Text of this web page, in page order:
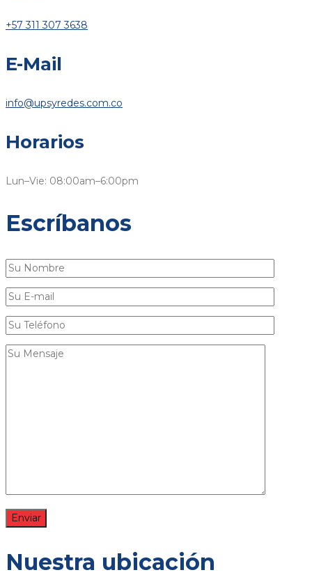
+57 311 307 3638
E-Mail
info@upsyredes.com.co
Horarios
Lun–Vie: 08:00am–6:00pm
Escríbanos
Nuestra ubicación